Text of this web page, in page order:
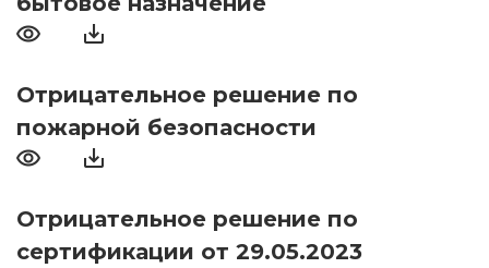
Отрицательное решение по
пожарной безопасности
Отрицательное решение по
сертификации от 29.05.2023